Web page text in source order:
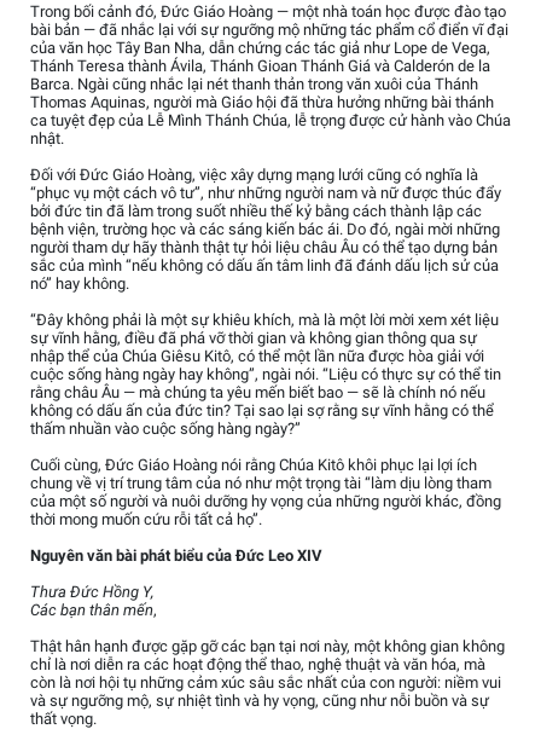
Trong bối cảnh đó, Đức Giáo Hoàng — một nhà toán học được đào tạo
bài bản — đã nhắc lại với sự ngưỡng mộ những tác phẩm cổ điển vĩ đại
của văn học Tây Ban Nha, dẫn chứng các tác giả như Lope de Vega,
Thánh Teresa thành Ávila, Thánh Gioan Thánh Giá và Calderón de la
Barca. Ngài cũng nhắc lại nét thanh thản trong văn xuôi của Thánh
Thomas Aquinas, người mà Giáo hội đã thừa hưởng những bài thánh
ca tuyệt đẹp của Lễ Mình Thánh Chúa, lễ trọng được cử hành vào Chúa
nhật.
Đối với Đức Giáo Hoàng, việc xây dựng mạng lưới cũng có nghĩa là
“phục vụ một cách vô tư”, như những người nam và nữ được thúc đẩy
bởi đức tin đã làm trong suốt nhiều thế kỷ bằng cách thành lập các
bệnh viện, trường học và các sáng kiến bác ái. Do đó, ngài mời những
người tham dự hãy thành thật tự hỏi liệu châu Âu có thể tạo dựng bản
sắc của mình “nếu không có dấu ấn tâm linh đã đánh dấu lịch sử của
nó” hay không.
“Đây không phải là một sự khiêu khích, mà là một lời mời xem xét liệu
sự vĩnh hằng, điều đã phá vỡ thời gian và không gian thông qua sự
nhập thể của Chúa Giêsu Kitô, có thể một lần nữa được hòa giải với
cuộc sống hàng ngày hay không”, ngài nói. “Liệu có thực sự có thể tin
rằng châu Âu — mà chúng ta yêu mến biết bao — sẽ là chính nó nếu
không có dấu ấn của đức tin? Tại sao lại sợ rằng sự vĩnh hằng có thể
thấm nhuần vào cuộc sống hàng ngày?”
Cuối cùng, Đức Giáo Hoàng nói rằng Chúa Kitô khôi phục lại lợi ích
chung về vị trí trung tâm của nó như một trọng tài “làm dịu lòng tham
của một số người và nuôi dưỡng hy vọng của những người khác, đồng
thời mong muốn cứu rỗi tất cả họ”.
Nguyên văn bài phát biểu của Đức Leo XIV
Thưa Đức Hồng Y,
Các bạn thân mến,
Thật hân hạnh được gặp gỡ các bạn tại nơi này, một không gian không
chỉ là nơi diễn ra các hoạt động thể thao, nghệ thuật và văn hóa, mà
còn là nơi hội tụ những cảm xúc sâu sắc nhất của con người: niềm vui
và sự ngưỡng mộ, sự nhiệt tình và hy vọng, cũng như nỗi buồn và sự
thất vọng.